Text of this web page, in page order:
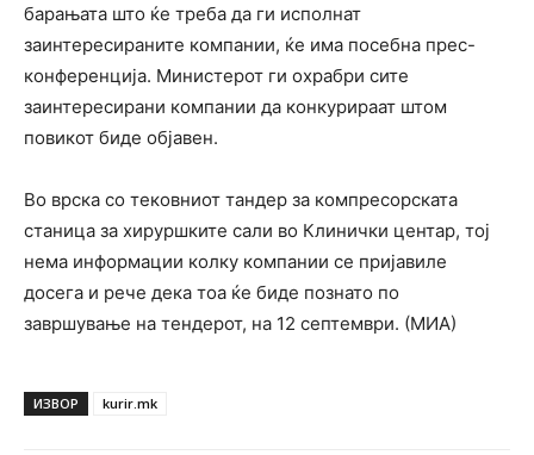
барањата што ќе треба да ги исполнат
заинтересираните компании, ќе има посебна прес-
конференција. Министерот ги охрабри сите
заинтересирани компании да конкурираат штом
повикот биде објавен.
Во врска со тековниот тандер за компресорската
станица за хируршките сали во Клинички центар, тој
нема информации колку компании се пријавиле
досега и рече дека тоа ќе биде познато по
завршување на тендерот, на 12 септември. (МИА)
ИЗВОР kurir.mk